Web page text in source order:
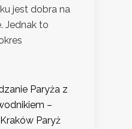
jest dobra na
Jednak to
Paryża z
–
Paryż